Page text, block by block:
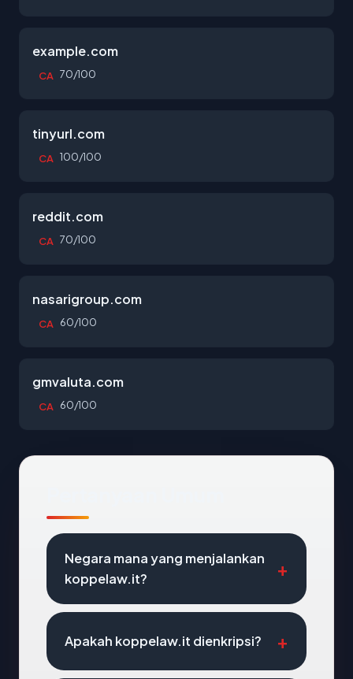
example.com
CA 70/100
tinyurl.com
CA 100/100
reddit.com
CA 70/100
nasarigroup.com
CA 60/100
gmvaluta.com
CA 60/100
Negara mana yang menjalankan
koppelaw.it?
Apakah koppelaw.it dienkripsi?